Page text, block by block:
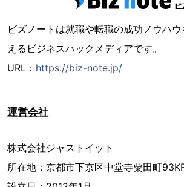
ビズノートは就職や転職の成功ノウハ
えるビジネスハックメディアです。
URL： https://biz-note.jp/
運営会社
株式会社ジャストイット
所在地：京都市下京区中堂寺粟田町